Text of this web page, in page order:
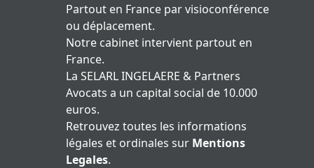
Partout en France par visioconférence
ou déplacement.
Notre cabinet intervient partout en
France.
La SELARL INGELAERE & Partners
Avocats a un capital social de 10.000
euros.
Retrouvez toutes les informations
légales et ordinales sur Mentions
Legales.